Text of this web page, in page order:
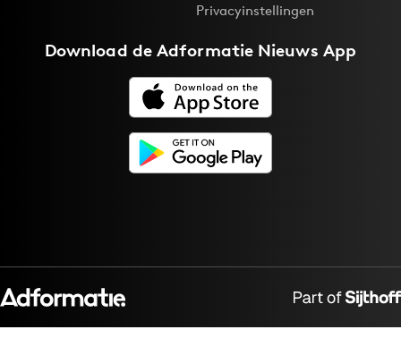
Privacyinstellingen
Download deAdformatie Nieuws App